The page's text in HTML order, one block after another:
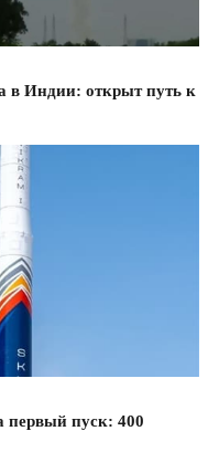
в Индии: открыт путь к
первый пуск: 400